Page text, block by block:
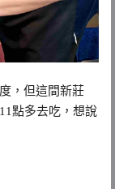
，但這間新莊
點多去吃，想說